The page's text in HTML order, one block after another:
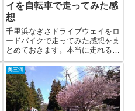
イを自転車で走ってみた感
想
千里浜なぎさドライブウェイをロ
ードバイクで走ってみた感想をま
とめておきます。本当に走れるの
か？走った...
奥三河